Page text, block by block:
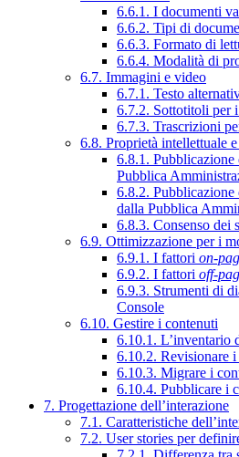
6.6.1. I documenti
6.6.2. Tipi di
6.6.3. Formato di
6.6.4. Modalità di
6.7. Immagini e video
6.7.1. Testo
6.7.2. Sottotitoli per
6.7.3. Trascrizioni
6.8. Proprietà intellettuale
6.8.1.
Pubblica
6.8.2.
dalla Pubblica
6.8.3. Consenso dei
6.9. Ottimizzazione per i
6.9.1. I fattori on-
6.9.2. I fattori off-
6.9.3. Strumenti di
Console
6.10. Gestire i contenuti
6.10.1. L’inventario
6.10.2. Revisionare
6.10.3. Migrare i
6.10.4. Pubblicare i
7. Progettazione dell’interazione
7.1. Caratteristiche
7.2. User stories per